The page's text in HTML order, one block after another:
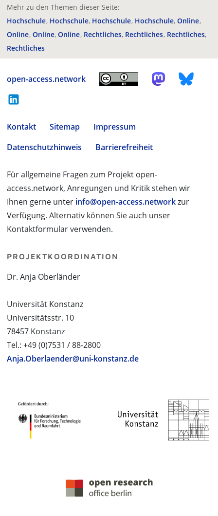
Mehr zu den Themen dieser Seite:
Hochschule Hochschule Hochschule Hochschule Online
Online Online Online Rechtliches Rechtliches Rechtliches
Rechtliches
open-access.network
Kontakt Sitemap
Impressum
Datenschutzhinweis
Barrierefreiheit
Für allgemeine Fragen zum Projekt open-
access.network, Anregungen und Kritik stehen wir
Ihnen gerne unter info@open-access.networkzur
Verfügung. Alternativ können Sie auch unser
Kontaktformular verwenden.
PROJEKTKOORDINATION
Dr. Anja Oberländer
Universität Konstanz
Universitätsstr. 10
78457 Konstanz
Tel.: +49 (0)7531 / 88-2800
Anja.Oberlaender@uni-konstanz.de